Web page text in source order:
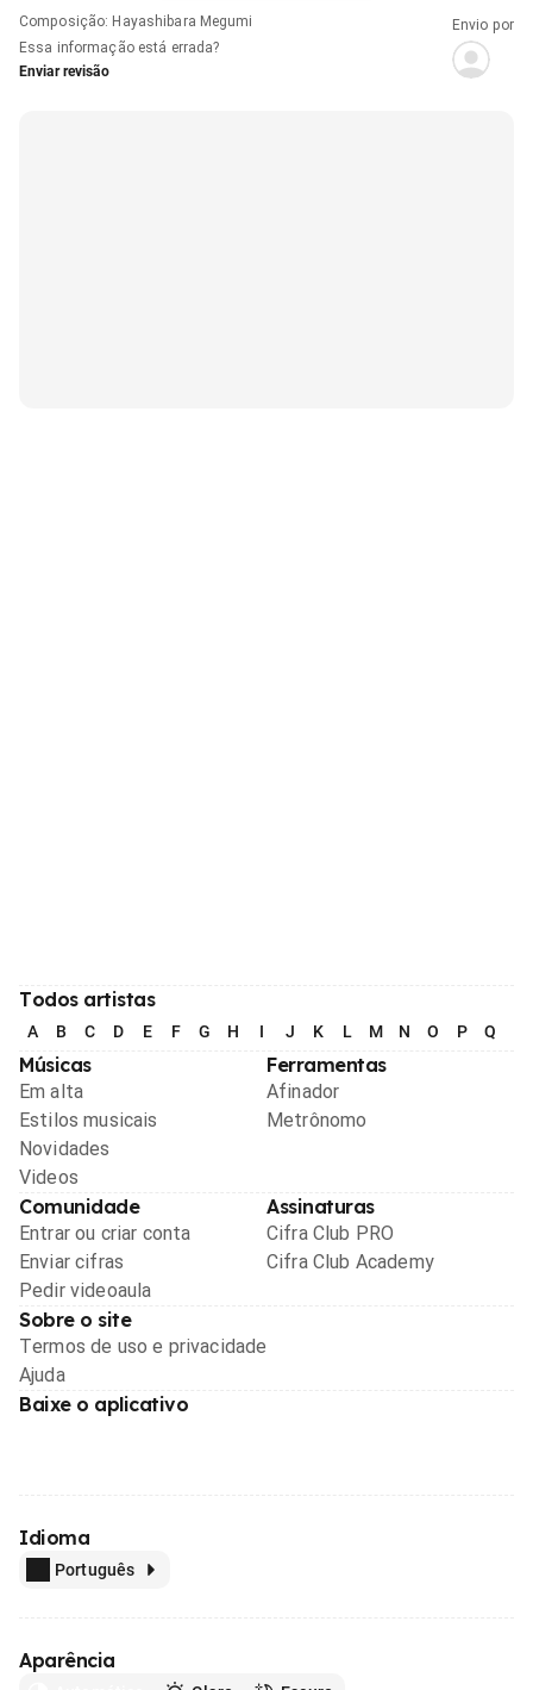
Composição: Hayashibara Megumi
Essa informação está errada?
Enviar revisão
Envio por
Todos artistas
A B C D E F G H I J K L M N O P Q
Músicas
Em alta
Estilos musicais
Novidades
Videos
Ferramentas
Afinador
Metrônomo
Comunidade
Entrar ou criar conta
Enviar cifras
Pedir videoaula
Assinaturas
Cifra Club PRO
Cifra Club Academy
Sobre o site
Termos de uso e privacidade
Ajuda
Baixe o aplicativo
Idioma
Português
Aparência